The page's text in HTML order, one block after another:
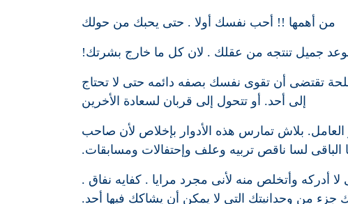
من أهمها !! أحب نفسك أولا . حتى يحبك من حولك
جميل تنتجه من عقلك . لان كل ما خارج بشرتك!
تقتضى أن تقوى نفسك بصفه دائمه حتى لا تحتاج
إلى أحد. أو تتحول إلى قربان لسعادة الأخرين
بلاش تمارس هذه الأدوار بإخلاص لأن صاحب
الباقى لسا ناقص تربيه وعلف وإحتفالات ومسابقات.
أدركه وأتخلص منه لأنى مجرد مرايا . كفايه نفاق .
من وحدانيتك التى لا يمكن أن يشاكك فيها أحد.